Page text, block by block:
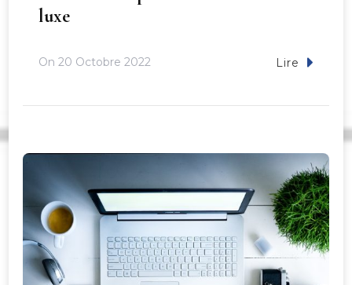
luxe
On 20 Octobre 2022 Lire